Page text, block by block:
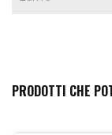
PRODOTTI CHE